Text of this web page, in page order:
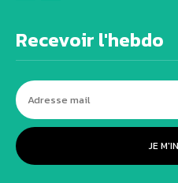
Recevoir l'hebdo
JE